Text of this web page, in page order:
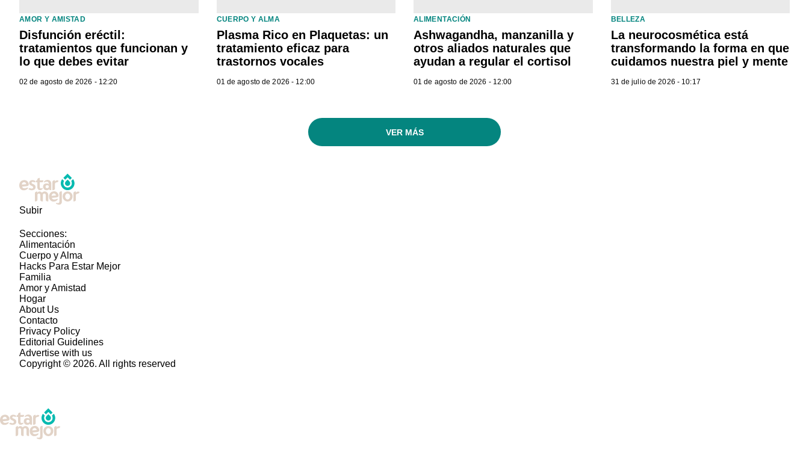
AMOR Y AMISTAD
Disfunción eréctil:
tratamientos que funcionan y
lo que debes evitar
02 de agosto de 2026 - 12:20
CUERPO Y ALMA
Plasma Rico en Plaquetas: un
tratamiento eficaz para
trastornos vocales
01 de agosto de 2026 - 12:00
ALIMENTACIÓN
Ashwagandha, manzanilla y
otros aliados naturales que
ayudan a regular el cortisol
01 de agosto de 2026 - 12:00
BELLEZA
La neurocosmética está
transformando la forma en que
cuidamos nuestra piel y mente
31 de julio de 2026 - 10:17
VER MÁS
Subir
Secciones:
Alimentación
Cuerpo y Alma
Hacks Para Estar Mejor
Familia
Amor y Amistad
Hogar
About Us
Contacto
Privacy Policy
Editorial Guidelines
Advertise with us
Copyright © 2026. All rights reserved